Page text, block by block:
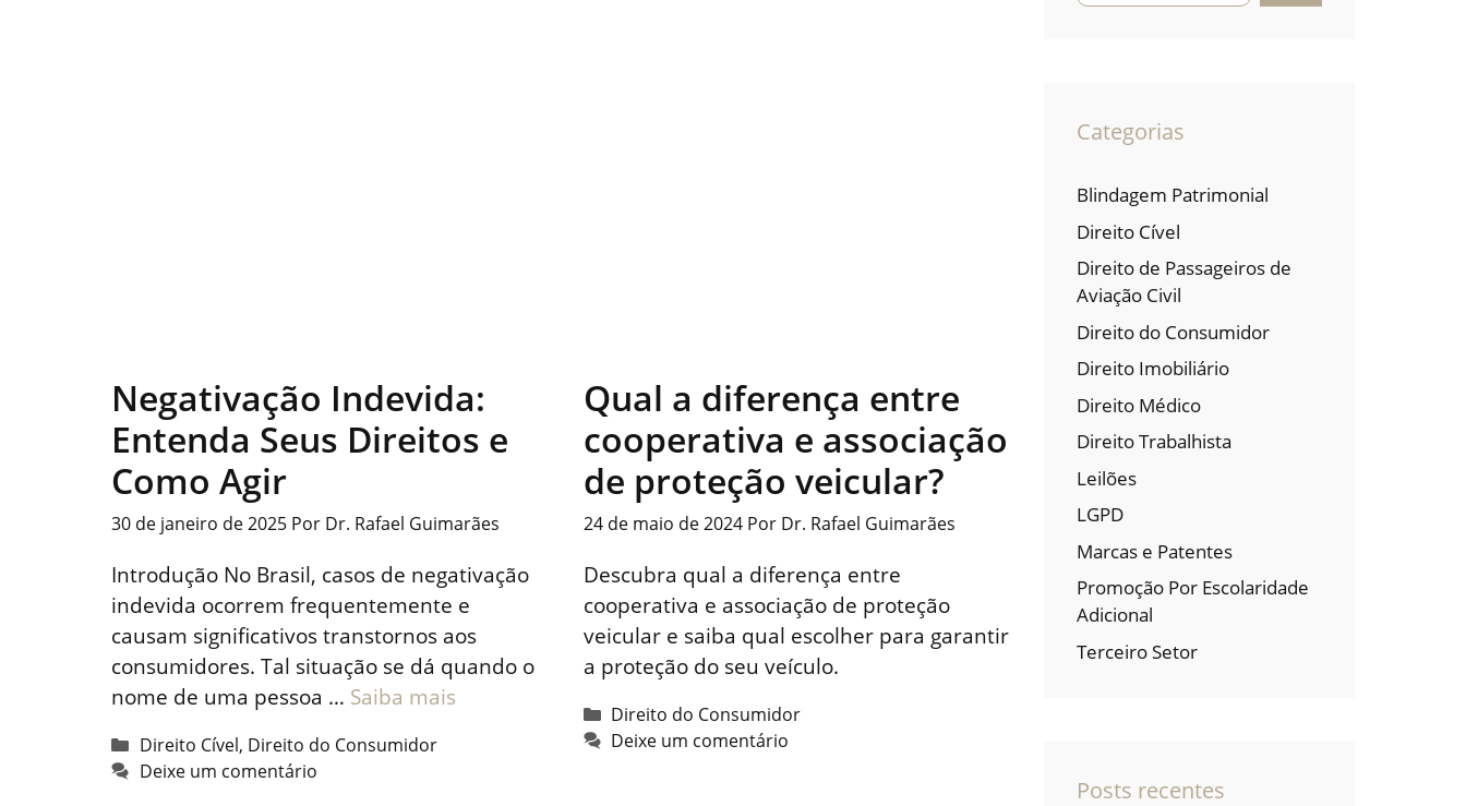
Negativação Indevida:
Entenda Seus Direitos e
Como Agir
30 de janeiro de 2025 Por Dr. Rafael Guimarães
Introdução No Brasil, casos de negativação
indevida ocorrem frequentemente e
causam significativos transtornos aos
consumidores. Tal situação se dá quando o
nome de uma pessoa … Saiba mais
Categorias
Direito Cível, Direito do Consumidor
Deixe um comentário
Qual a diferença entre
cooperativa e associação
de proteção veicular?
24 de maio de 2024 Por Dr. Rafael Guimarães
Descubra qual a diferença entre
cooperativa e associação de proteção
veicular e saiba qual escolher para garantir
a proteção do seu veículo.
Categorias
Direito do Consumidor
Deixe um comentário
Categorias
Blindagem Patrimonial
Direito Cível
Direito de Passageiros de
Aviação Civil
Direito do Consumidor
Direito Imobiliário
Direito Médico
Direito Trabalhista
Leilões
LGPD
Marcas e Patentes
Promoção Por Escolaridade
Adicional
Terceiro Setor
Posts recentes